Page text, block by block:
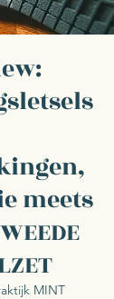
meets
MINT